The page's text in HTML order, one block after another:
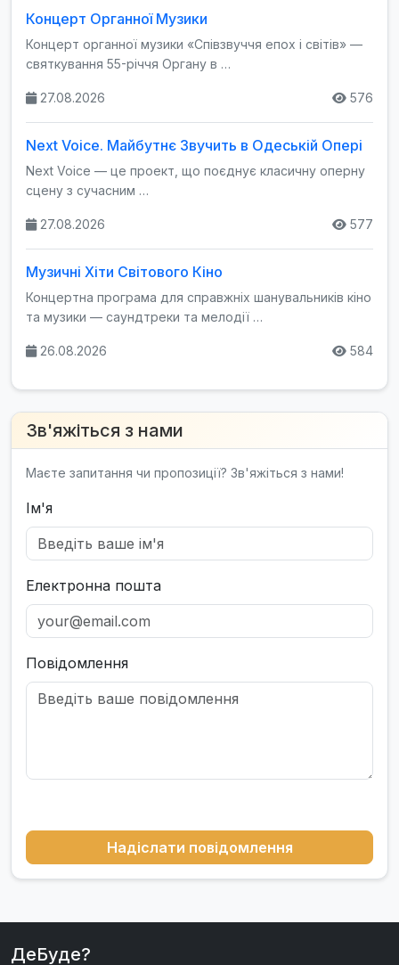
Концерт Органної Музики
Концерт органної музики «Співзвуччя епох і світів» —
святкування 55-річчя Органу в …
27.08.2026 576
Next Voice. Майбутнє Звучить в Одеській Опері
Next Voice — це проект, що поєднує класичну оперну
сцену з сучасним …
27.08.2026 577
Музичні Хіти Світового Кіно
Концертна програма для справжніх шанувальників кіно
та музики — саундтреки та мелодії …
26.08.2026 584
Зв'яжіться з нами
Маєте запитання чи пропозиції? Зв'яжіться з нами!
Ім'я
Електронна пошта
Повідомлення
Надіслати повідомлення
ДеБуде?